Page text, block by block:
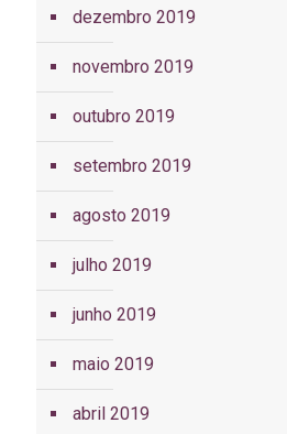
dezembro 2019
novembro 2019
outubro 2019
setembro 2019
agosto 2019
julho 2019
junho 2019
maio 2019
abril 2019